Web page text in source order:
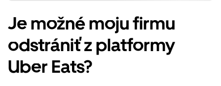
Je možné moju firmu
odstrániť z platformy
Uber Eats?